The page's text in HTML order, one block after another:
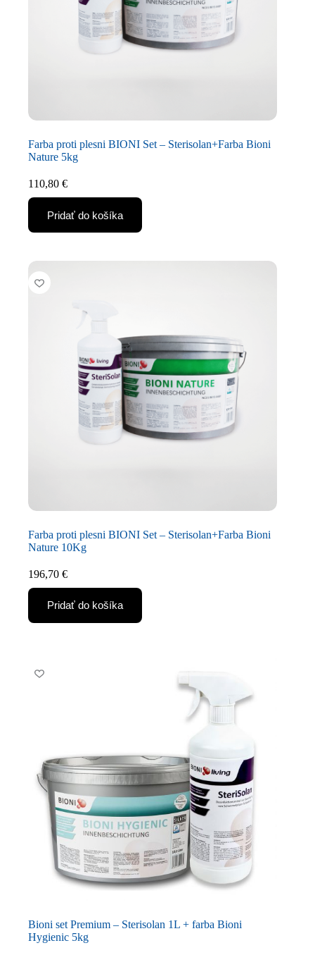
Farba proti plesni BIONI Set – Sterisolan+Farba Bioni
Nature 5kg
110,80 €
Pridať do košíka
Farba proti plesni BIONI Set – Sterisolan+Farba Bioni
Nature 10Kg
196,70 €
Pridať do košíka
Bioni set Premium – Sterisolan 1L + farba Bioni
Hygienic 5kg